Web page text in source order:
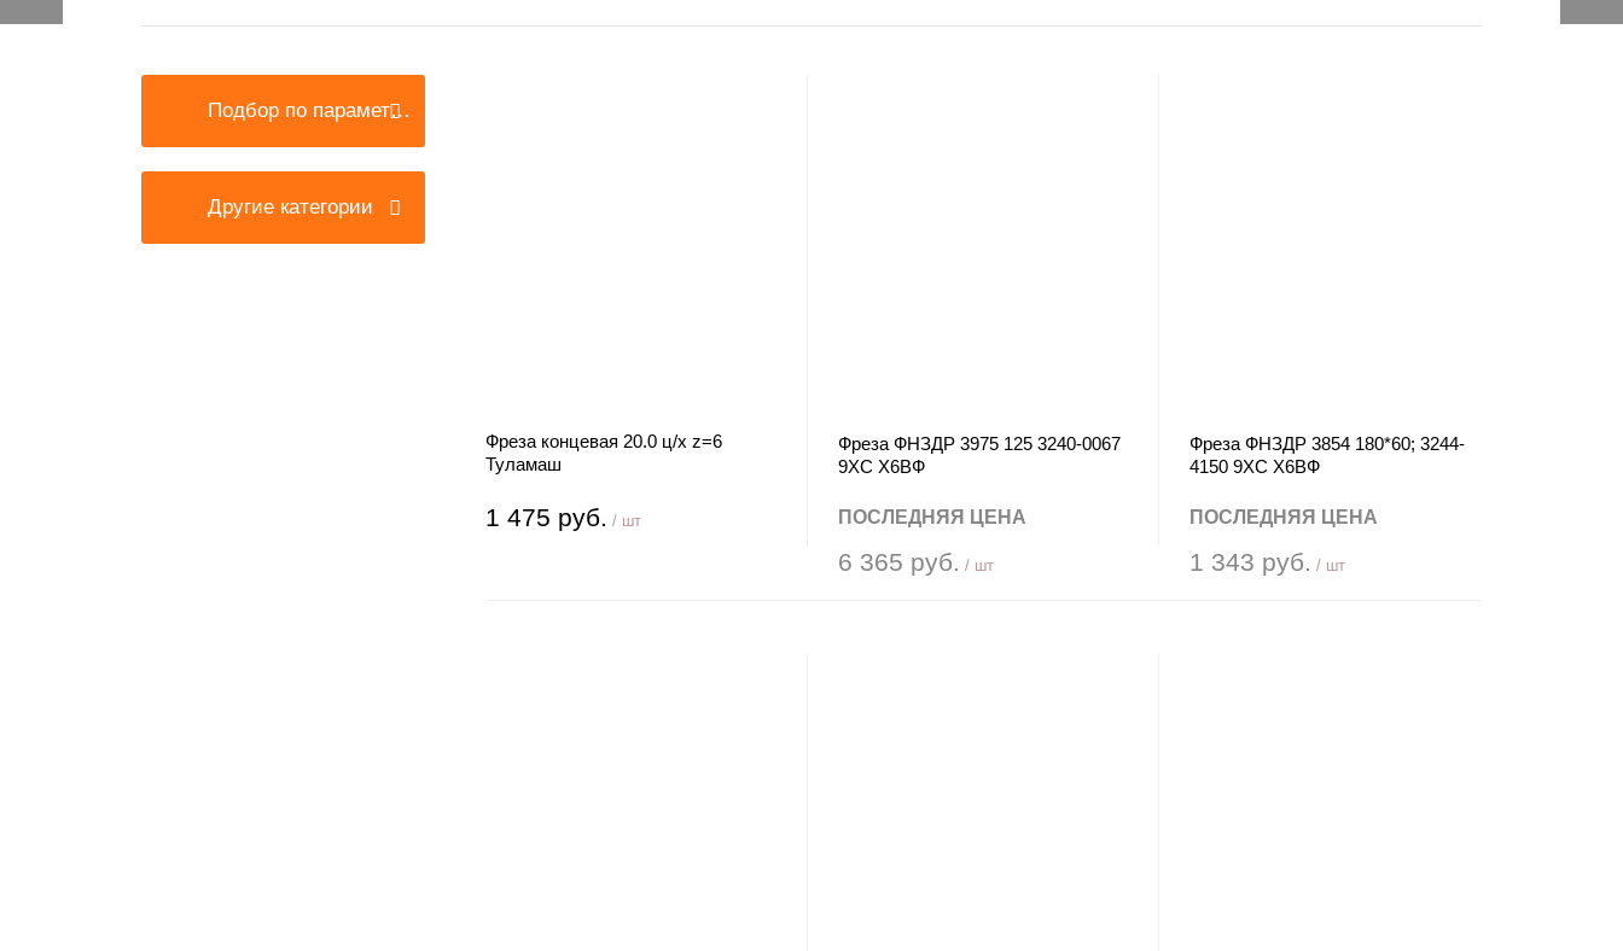
Подбор по параметрам
Другие категории
Фреза концевая 20.0 ц/х z=6
Туламаш
1 475 руб. / шт
Фреза ФНЗДР 3975 125 3240-0067
9ХС Х6ВФ
ПОСЛЕДНЯЯ ЦЕНА
6 365 руб. / шт
Фреза ФНЗДР 3854 180*60; 3244-
4150 9ХС Х6ВФ
ПОСЛЕДНЯЯ ЦЕНА
1 343 руб. / шт